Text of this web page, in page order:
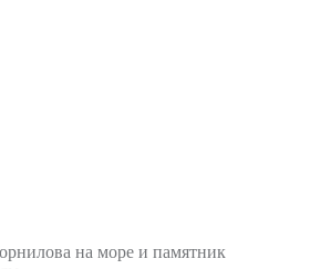
на море и памятник